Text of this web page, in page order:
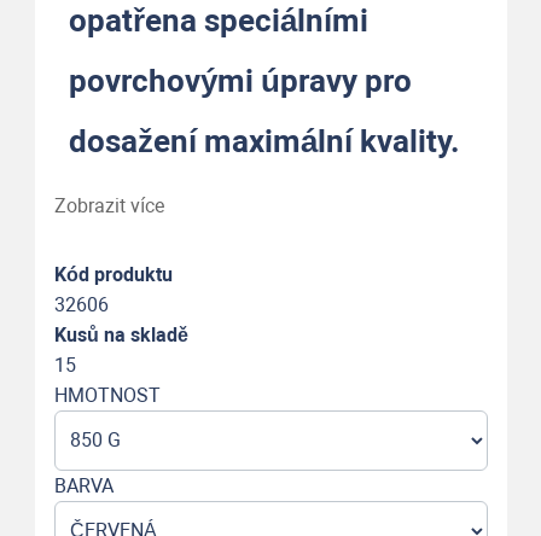
opatřena speciálními
povrchovými úpravy pro
dosažení maximální kvality.
Zobrazit více
Kód produktu
32606
Kusů na skladě
15
HMOTNOST
BARVA